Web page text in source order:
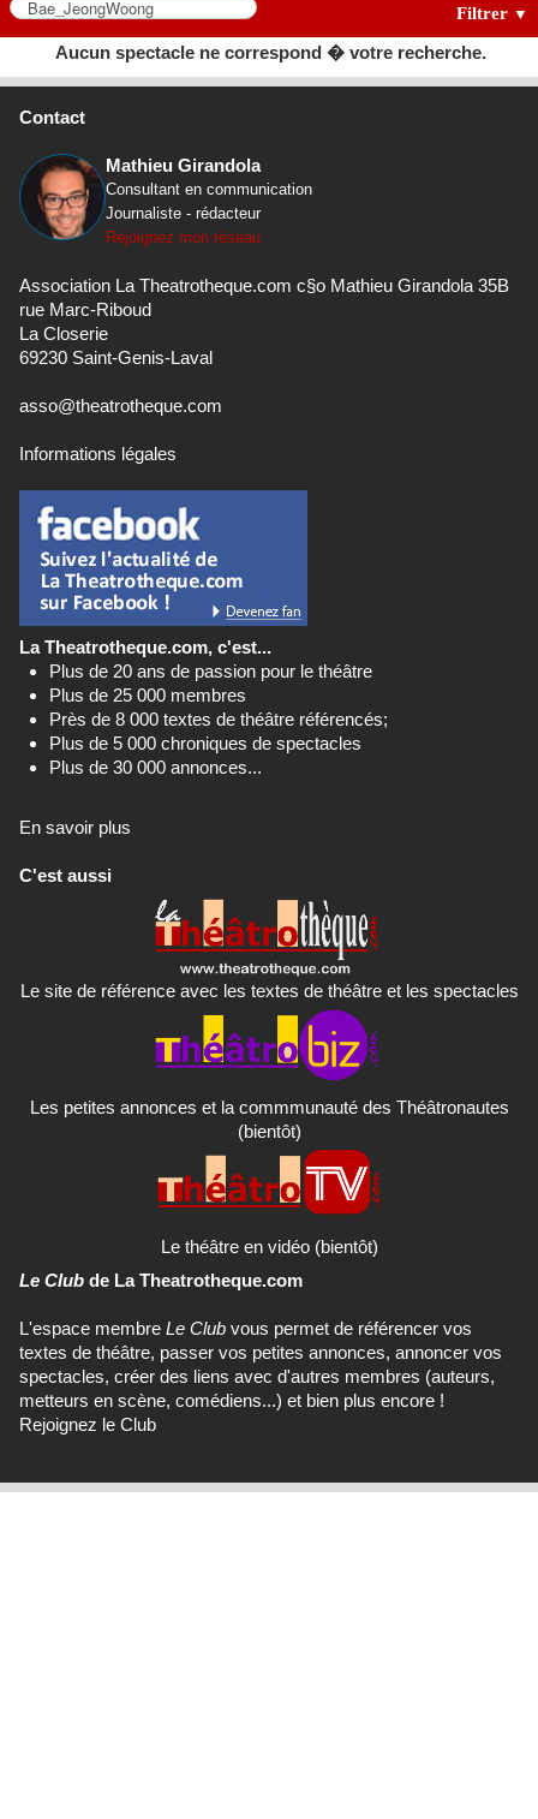
LES ANNONCES
LE CLUB
Filtrer ▼
Aucun spectacle ne correspond � votre recherche.
Contact
Mathieu Girandola
Consultant en communication
Journaliste - rédacteur
Rejoignez mon réseau
Association La Theatrotheque.com c§o Mathieu Girandola 35B
rue Marc-Riboud
La Closerie
69230 Saint-Genis-Laval
asso@theatrotheque.com
Informations légales
La Theatrotheque.com, c'est...
Plus de 20 ans de passion pour le théâtre
Plus de 25 000 membres
Près de 8 000 textes de théâtre référencés;
Plus de 5 000 chroniques de spectacles
Plus de 30 000 annonces...
En savoir plus
C'est aussi
Le site de référence avec les textes de théâtre et les spectacles
Les petites annonces et la commmunauté des Théâtronautes
(bientôt)
Le théâtre en vidéo (bientôt)
Le Club de La Theatrotheque.com
L'espace membre Le Club vous permet de référencer vos
textes de théâtre, passer vos petites annonces, annoncer vos
spectacles, créer des liens avec d'autres membres (auteurs,
metteurs en scène, comédiens...) et bien plus encore !
Rejoignez le Club